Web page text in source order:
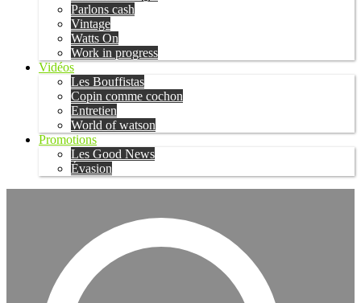
Parlons cash
Vintage
Watts On
Work in progress
Vidéos
Les Bouffistas
Copin comme cochon
Entretien
World of watson
Promotions
Les Good News
Évasion